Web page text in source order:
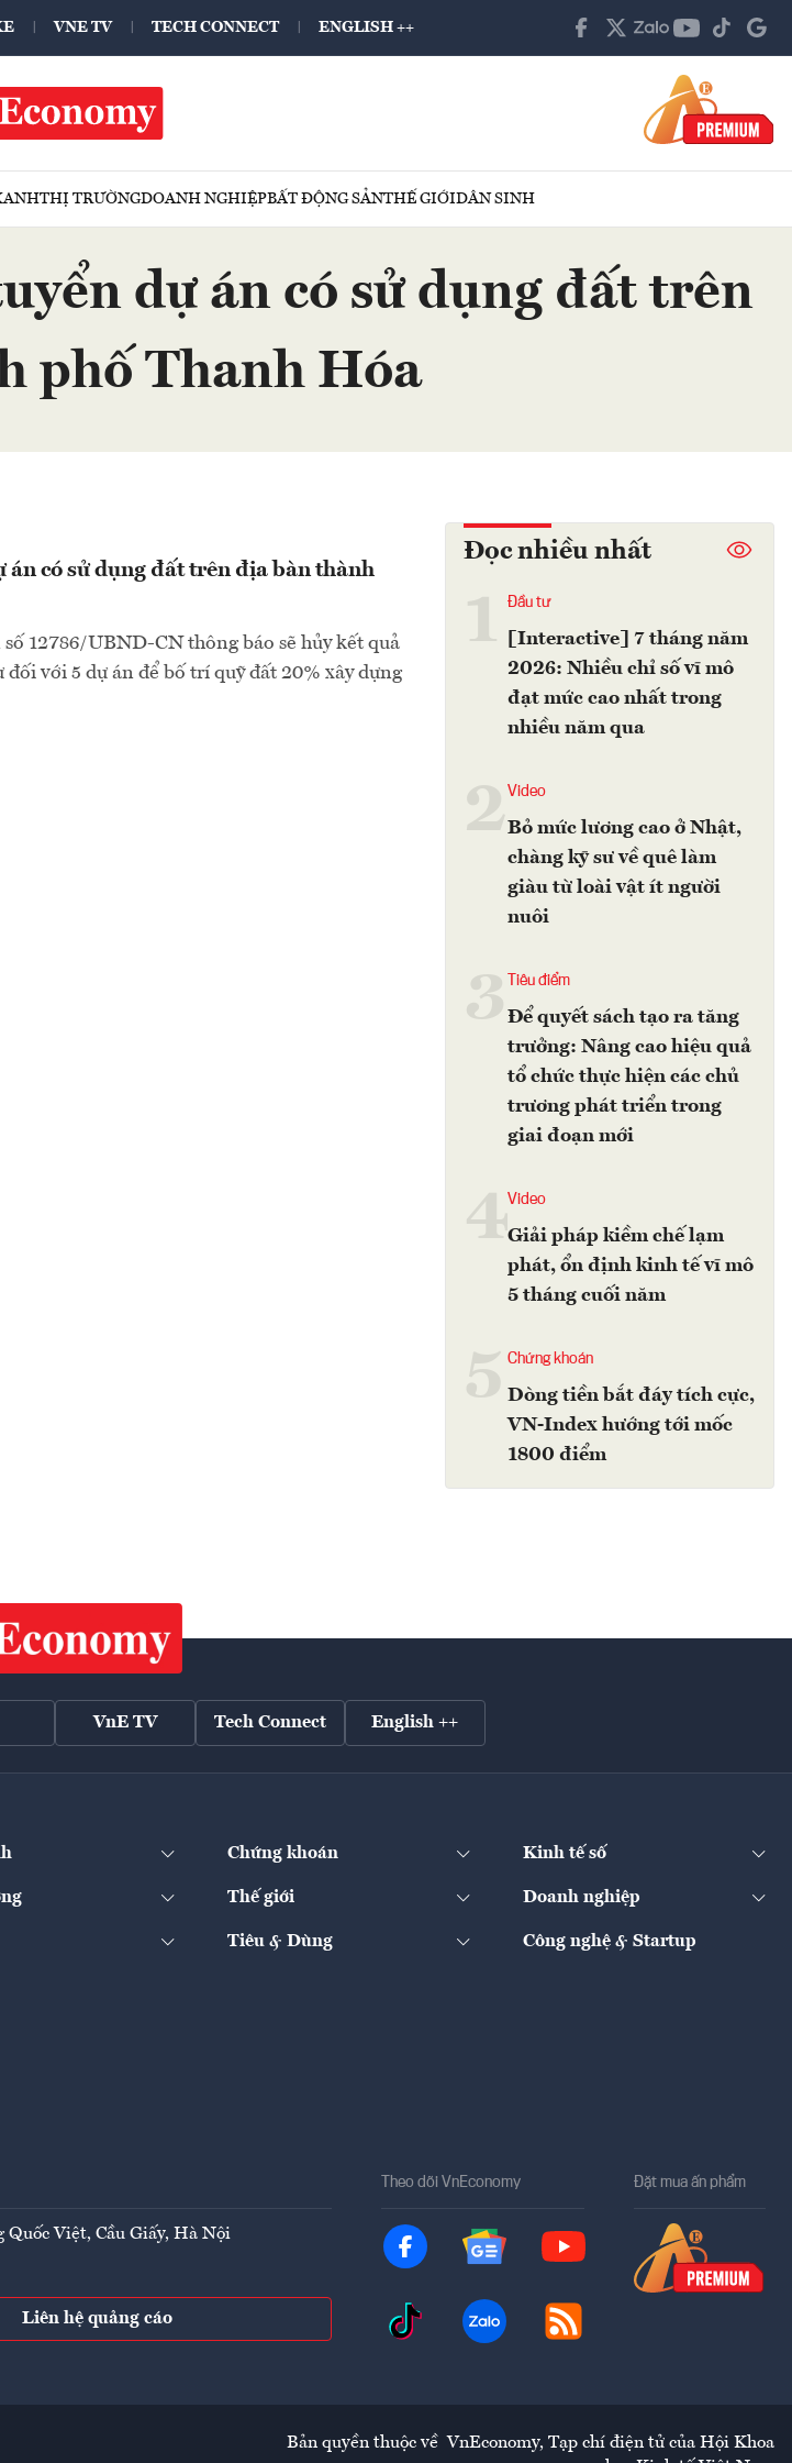
VNE TV TECH CONNECT ENGLISH ++
THỊ TRƯỜNGDOANH NGHIỆPBẤT ĐỘNG SẢNTHẾ GIỚIDÂN SINH
dự án có sử dụng đất trên
phố Thanh Hóa
án có sử dụng đất trên địa bàn thành
12786/UBND-CN thông báo sẽ hủy kết quả
với 5 dự án để bố trí quỹ đất 20% xây dựng
Đọc nhiều nhất
Đầu tư
[Interactive] 7 tháng năm
2026: Nhiều chỉ số vĩ mô
đạt mức cao nhất trong
nhiều năm qua
2Video
Bỏ mức lương cao ở Nhật,
chàng kỹ sư về quê làm
giàu từ loài vật ít người
nuôi
Tiêu điểm
Để quyết sách tạo ra tăng
trưởng: Nâng cao hiệu quả
tổ chức thực hiện các chủ
trương phát triển trong
giai đoạn mới
4Video
Giải pháp kiềm chế lạm
phát, ổn định kinh tế vĩ mô
5 tháng cuối năm
Chứng khoán
Dòng tiền bắt đáy tích cực,
VN-Index hướng tới mốc
1800 điểm
VnE TV Tech Connect English ++
Chứng khoán Kinh tế số
Thế giới Doanh nghiệp
Tiêu & Dùng Công nghệ & Startup
Quốc Việt, Cầu Giấy, Hà Nội
Liên hệ quảng cáo
Theo dõi VnEconomy Đặt mua ấn phẩm
Bản quyền thuộc về VnEconomy, Tạp chí điện tử của Hội Khoa